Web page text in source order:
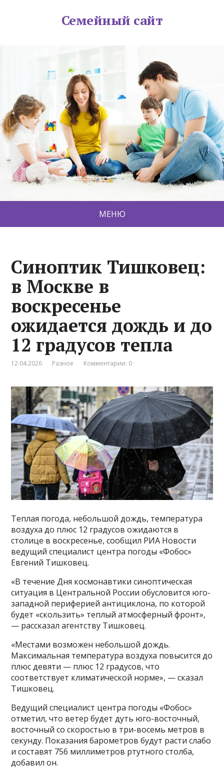
Семейный сайт
МЕНЮ
Синоптик Тишковец:
в Москве в
воскресенье
ожидается дождь и до
12 градусов тепла
12.04.2026 Разное Комментарии: 0
Теплая погода, небольшой дождь, температура
воздуха до плюс 12 градусов ожидаются в
столице в воскресенье, сообщил РИА Новости
ведущий специалист центра погоды «Фобос»
Евгений Тишковец.
«В течение Дня космонавтики синоптическая
ситуация в Центральной России обусловится юго-
западной периферией антициклона, по которой
будет «скользить» теплый атмосферный фронт»,
— рассказал агентству Тишковец.
«Местами возможен небольшой дождь.
Максимальная температура воздуха повысится до
плюс девяти — плюс 12 градусов, что
соответствует климатической норме», — сказал
Тишковец.
Ведущий специалист центра погоды «Фобос»
отметил, что ветер будет дуть юго-восточный,
восточный со скоростью в три-восемь метров в
секунду. Показания барометров будут расти слабо
и составят 756 миллиметров ртутного столба,
добавил он.